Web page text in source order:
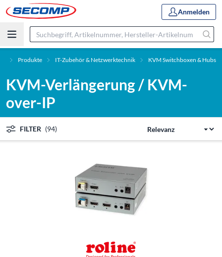
Anmelden
Produkte IT-Zubehör & Netzwerktechnik KVM Switchboxen & Hubs
KVM-Verlängerung / KVM-
over-IP
FILTER (94)